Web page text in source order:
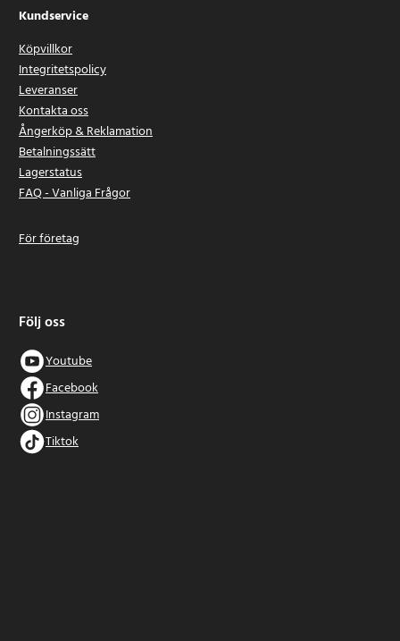
Kundservice
Köpvillkor
Integritetspolicy
Leveranser
Kontakta oss
Ångerköp & Reklamation
Betalningssätt
Lagerstatus
FAQ - Vanliga Frågor
För företag
Följ oss
Youtube
Facebook
Instagram
Tiktok